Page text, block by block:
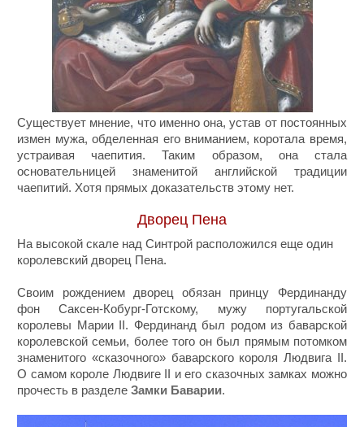
Существует мнение, что именно она, устав от постоянных
измен мужа, обделенная его вниманием, коротала время,
устраивая чаепития. Таким образом, она стала
основательницей знаменитой английской традиции
чаепитий. Хотя прямых доказательств этому нет.
Дворец Пена
На высокой скале над Синтрой расположился еще один
королевский дворец Пена.
Своим рождением дворец обязан принцу Фердинанду
фон Саксен-Кобург-Готскому, мужу португальской
королевы Марии II. Фердинанд был родом из баварской
королевской семьи, более того он был прямым потомком
знаменитого «сказочного» баварского короля Людвига II.
О самом короле Людвиге II и его сказочных замках можно
прочесть в разделеЗамки Баварии.